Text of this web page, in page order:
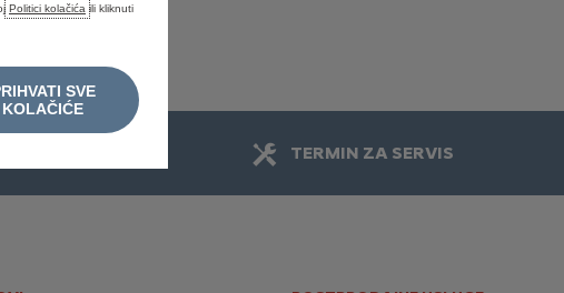
TERMIN ZA SERVIS
Politici kolačića ili kliknuti
SVE
KOLAČIĆE